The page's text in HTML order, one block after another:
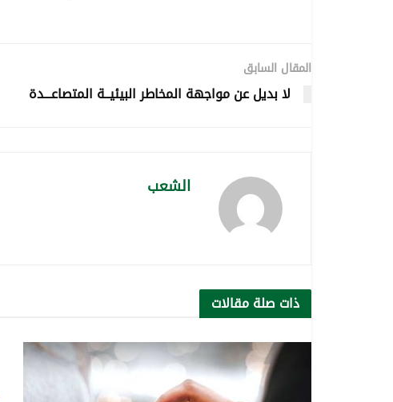
المقال السابق
لا بديل عن مواجهة المخاطر البيئيــة المتصاعـــدة
الشعب
ذات صلةمقالات